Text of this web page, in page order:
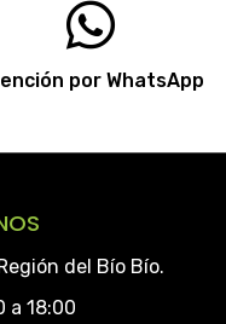
por WhatsApp
del Bío Bío.
a 18:00